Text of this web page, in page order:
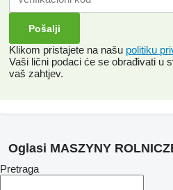
Klikom pristajete na našu politiku
Vaši lični podaci će se obrađivati ​​u
vaš zahtjev.
Oglasi MASZYNY
Pretraga